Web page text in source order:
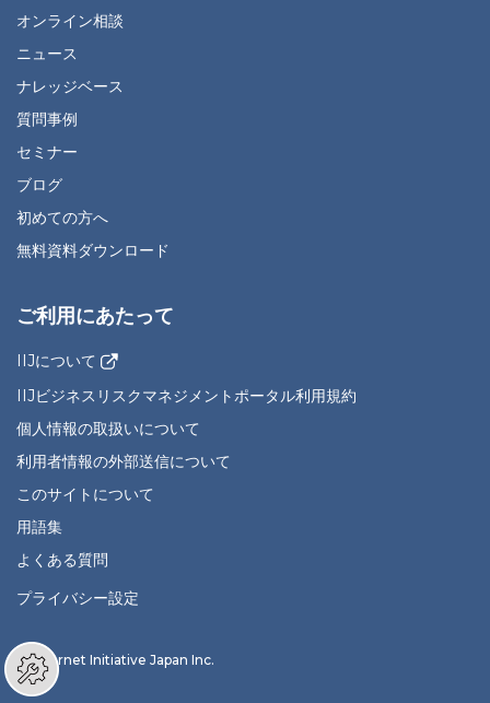
オンライン相談
ニュース
ナレッジベース
質問事例
セミナー
ブログ
初めての方へ
無料資料ダウンロード
ご利用にあたって
IIJについて
IIJビジネスリスクマネジメントポータル利用規約
個人情報の取扱いについて
利用者情報の外部送信について
このサイトについて
用語集
よくある質問
プライバシー設定
© Internet Initiative Japan Inc.